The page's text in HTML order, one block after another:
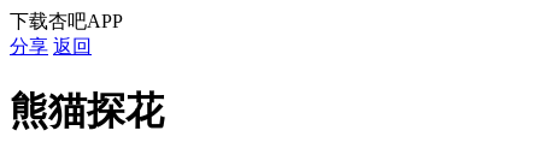
下载杏吧APP
分享 返回
熊猫探花